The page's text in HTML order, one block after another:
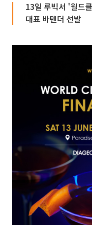
13일 루빅서 '월드
대표 바텐더 선발